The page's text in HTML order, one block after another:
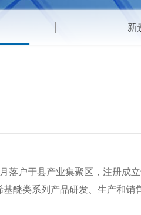
新
落户于县产业集聚区，注册成
醚类系列产品研发、生产和销